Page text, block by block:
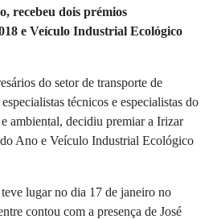
recebeu dois prémios
e Veículo Industrial Ecológico
do setor de transporte de
técnicos e especialistas do
ambiental, decidiu premiar a Irizar
Ano e Veículo Industrial Ecológico
lugar no dia 17 de janeiro no
contou com a presença de José